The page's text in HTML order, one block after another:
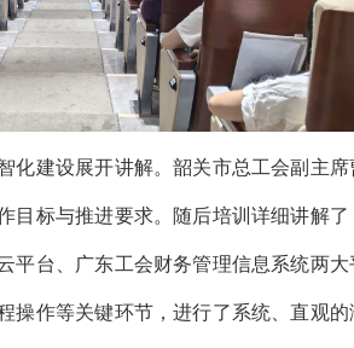
建设展开讲解。韶关市总工会副主席
目标与推进要求。随后培训详细讲解
平台、广东工会财务管理信息系统两
操作等关键环节，进行了系统、直观